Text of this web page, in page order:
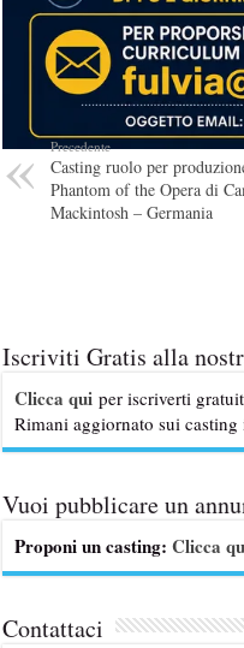
Precedente
Casting ruolo per
Phantom of the Opera di
Mackintosh – Germania
Iscriviti Gratis alla
Clicca qui per iscriverti
Rimani aggiornato sui
Vuoi pubblicare un
Proponi un casting:Clicca
Contattaci